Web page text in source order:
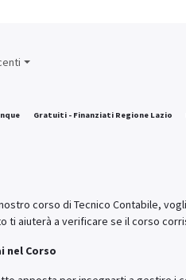
Gratuiti - Finanziati Regione Lazio
corso di Tecnico Contabile,
ti aiuterà a verificare se il corso
nel Corso